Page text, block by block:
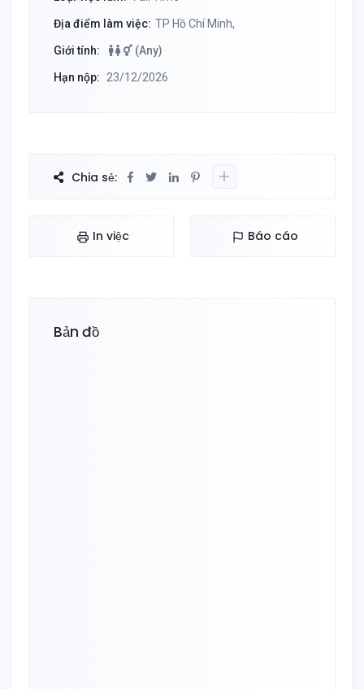
Địa điểm làm việc: TP Hồ Chí Minh,
Giới tính: (Any)
Hạn nộp: 23/12/2026
Chia sẻ:
In việc Báo cáo
Bản đồ